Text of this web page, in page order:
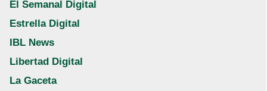
El Semanal Digital
Estrella Digital
IBL News
Libertad Digital
La Gaceta